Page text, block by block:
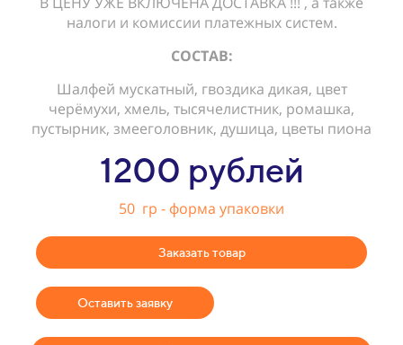
налоги и комиссии платежных систем.
СОСТАВ:
Шалфей мускатный, гвоздика дикая, цвет
черёмухи, хмель, тысячелистник, ромашка,
пустырник, змееголовник, душица, цветы пиона
1200 рублей
50 гр - форма упаковки
Заказать товар
Оставить заявку